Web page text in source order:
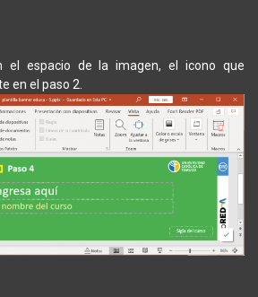
el espacio de la imagen, el icono que
en el paso 2.